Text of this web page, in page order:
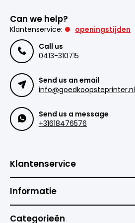
Can we help?
Klantenservice:
openingstijden
Call us
0413-310715
Send us an email
info@goedkoopsteprinter.nl
Send us a message
+31618476576
Klantenservice
Informatie
Categorieën